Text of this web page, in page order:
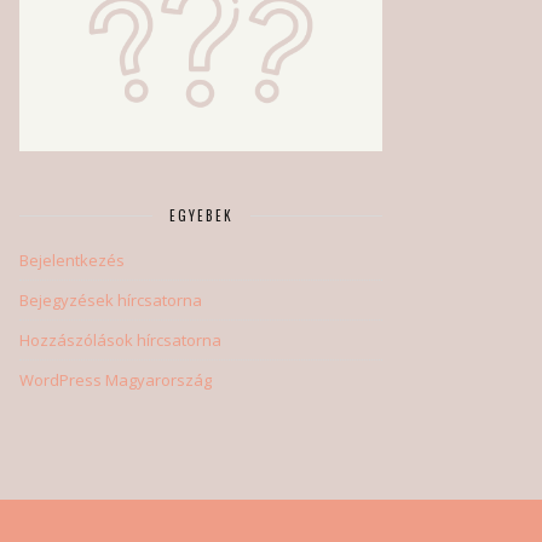
EGYEBEK
Bejelentkezés
Bejegyzések hírcsatorna
Hozzászólások hírcsatorna
WordPress Magyarország